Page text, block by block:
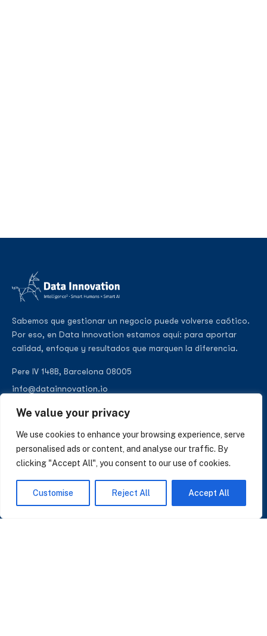
We value your privacy
We use cookies to enhance your browsing experience, serve
personalised ads or content, and analyse our traffic. By
clicking "Accept All", you consent to our use of cookies.
Customise Reject All Accept All
Sabemos que gestionar un negocio puede volverse caótico.
Por eso, en Data Innovation estamos aquí: para aportar
calidad, enfoque y resultados que marquen la diferencia.
Pere IV 148B, Barcelona 08005
info@datainnovation.io
SUSCRÍBASE A NUESTRAS NOTICIAS
Perspectivas sobre IA, datos y CRM. Sin spam, solo lo que importa.